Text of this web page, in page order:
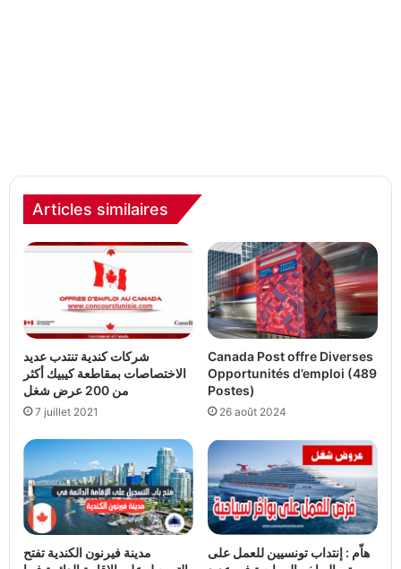
Articles similaires
شركات كندية تنتدب عديد
الاختصاصات بمقاطعة كيبيك أكثر
من 200 عرض شغل
7 juillet 2021
Canada Post offre Diverses
Opportunités d’emploi (489
Postes)
26 août 2024
مدينة فيرنون الكندية تفتح
هاّم : إنتداب تونسيين للعمل على